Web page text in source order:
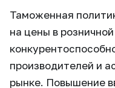
Таможенная
на цены в
производителей и
рынке. Повышение